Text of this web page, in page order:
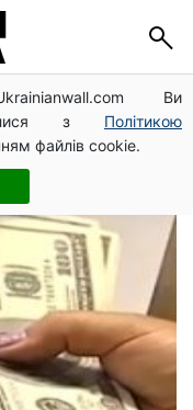
Ви
з Політикою
файлів cookie.